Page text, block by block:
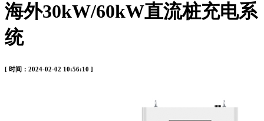
海外30kW/60kW直流桩充电系
统
[ 时间：2024-02-02 10:56:10 ]